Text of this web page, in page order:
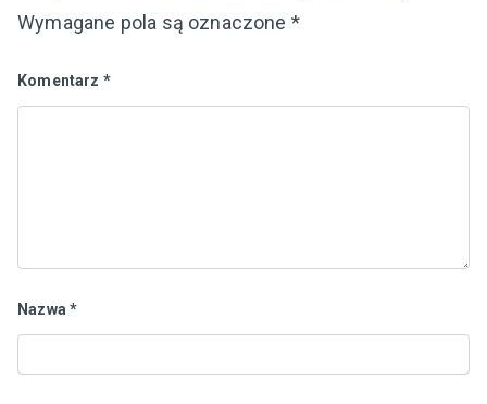
Wymagane pola są oznaczone *
Komentarz *
Nazwa*